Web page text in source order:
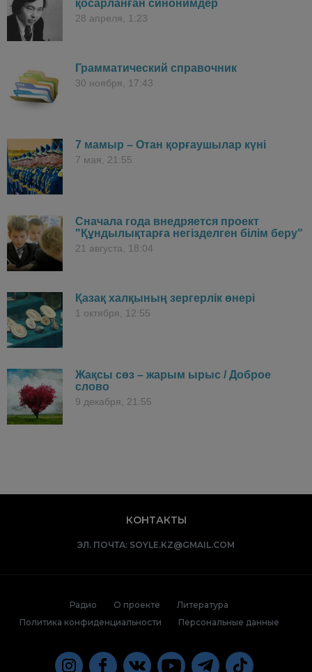
қосарланған синонимдер
28 апреля, 1:23
Грамматический справочник
30 ноября, 17:43
7 мамыр – Отан қорғаушылар күні
7 мая, 21:55
Сначала года внедряется проект
"Құндылықтарға негізделген білім беру"
21 августа, 18:04
Қазақ халқының зергерлік өнері
1 октября, 12:55
Жақсы сөз – жарым ырыс / Доброе
слово
9 декабря, 21:55
КОНТАКТЫ
ЭЛ. ПОЧТА: SOYLE.KZ@GMAIL.COM
Радио О проекте
Литература
Политика конфиденциальности
Персональные данные